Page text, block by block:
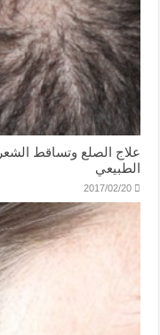
علاج الصلع وتساقط
الطبيعي
2017/02/20